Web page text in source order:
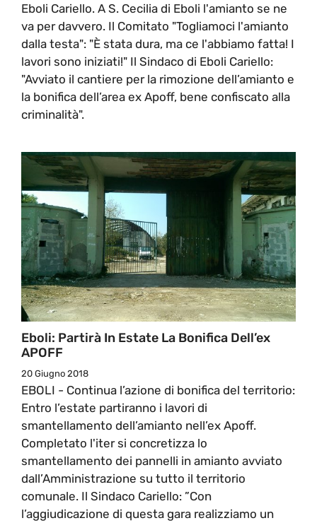
Eboli Cariello. A S. Cecilia di Eboli l'amianto se ne
va per davvero. Il Comitato "Togliamoci l'amianto
dalla testa": "È stata dura, ma ce l'abbiamo fatta! I
lavori sono iniziati!" Il Sindaco di Eboli Cariello:
"Avviato il cantiere per la rimozione dell’amianto e
la bonifica dell’area ex Apoff, bene confiscato alla
criminalità".
Eboli: Partirà In Estate La Bonifica Dell’ex
APOFF
20 Giugno 2018
EBOLI - Continua l’azione di bonifica del territorio:
Entro l’estate partiranno i lavori di
smantellamento dell’amianto nell’ex Apoff.
Completato l'iter si concretizza lo
smantellamento dei pannelli in amianto avviato
dall’Amministrazione su tutto il territorio
comunale. Il Sindaco Cariello: ”Con
l’aggiudicazione di questa gara realizziamo un